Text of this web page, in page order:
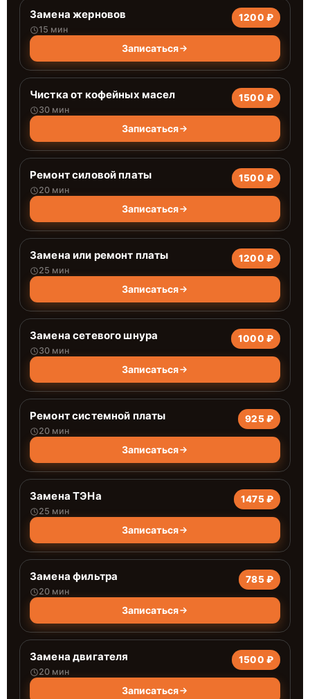
Замена жерновов
15 мин
1200 ₽
Записаться
Чистка от кофейных масел
30 мин
1500 ₽
Записаться
Ремонт силовой платы
20 мин
1500 ₽
Записаться
Замена или ремонт платы
25 мин
1200 ₽
Записаться
Замена сетевого шнура
30 мин
1000 ₽
Записаться
Ремонт системной платы
20 мин
925 ₽
Записаться
Замена ТЭНа
25 мин
1475 ₽
Записаться
Замена фильтра
20 мин
785 ₽
Записаться
Замена двигателя
20 мин
1500 ₽
Записаться